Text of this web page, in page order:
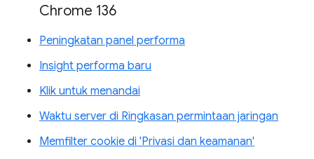
Chrome 136
Peningkatan panel performa
Insight performa baru
Klik untuk menandai
Waktu server di Ringkasan permintaan jaringan
Memfilter cookie di 'Privasi dan keamanan'